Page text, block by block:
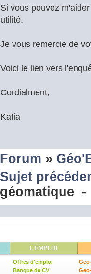
Si vous pouvez
utilité.
Je vous remercie de
Voici le lien vers
Cordialment,
Katia
Forum »
Sujet
géomatique
L'EMPLOI
Offres d'emploi
Banque de CV